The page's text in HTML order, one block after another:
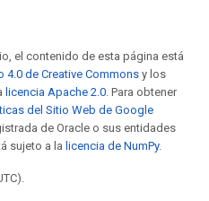
el contenido de esta página está
4.0 de Creative Commons y los
licencia Apache 2.0. Para obtener
del Sitio Web de Google
de Oracle o sus entidades
sujeto a la licencia de NumPy.